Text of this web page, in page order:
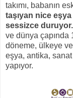
takımı, babanın
taşıyan nice
sessizce duruyor.
ve dünya çapında
döneme, ülkeye
eşya, antika,
yapıyor.